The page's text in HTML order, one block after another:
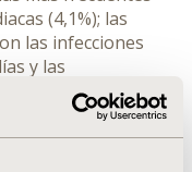
(4,1%); las
las infecciones
y las
de mayores
evento),
y las